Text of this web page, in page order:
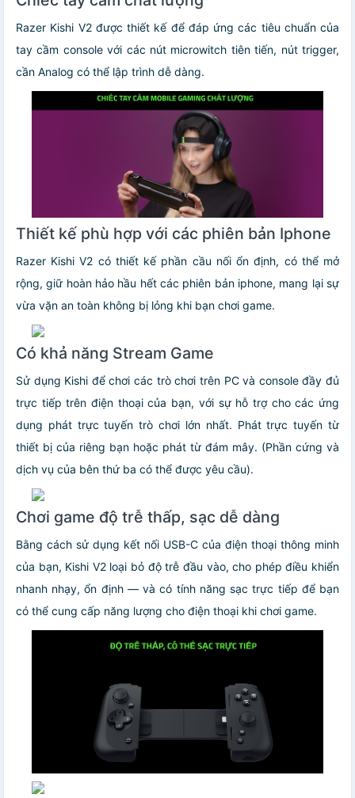
Razer Kishi V2 được thiết kế để đáp ứng các tiêu chuẩn của
tay cầm console với các nút microwitch tiên tiến, nút trigger,
cần Analog có thể lập trình dễ dàng.
Thiết kế phù hợp với các phiên bản Iphone
Razer Kishi V2 có thiết kế phần cầu nối ổn định, có thể mở
rộng, giữ hoàn hảo hầu hết các phiên bản iphone, mang lại sự
vừa vặn an toàn không bị lỏng khi bạn chơi game.
Có khả năng Stream Game
Sử dụng Kishi để chơi các trò chơi trên PC và console đầy đủ
trực tiếp trên điện thoại của bạn, với sự hỗ trợ cho các ứng
dụng phát trực tuyến trò chơi lớn nhất. Phát trực tuyến từ
thiết bị của riêng bạn hoặc phát từ đám mây. (Phần cứng và
dịch vụ của bên thứ ba có thể được yêu cầu).
Chơi game độ trễ thấp, sạc dễ dàng
Bằng cách sử dụng kết nối USB-C của điện thoại thông minh
của bạn, Kishi V2 loại bỏ độ trễ đầu vào, cho phép điều khiển
nhanh nhạy, ổn định — và có tính năng sạc trực tiếp để bạn
có thể cung cấp năng lượng cho điện thoại khi chơi game.